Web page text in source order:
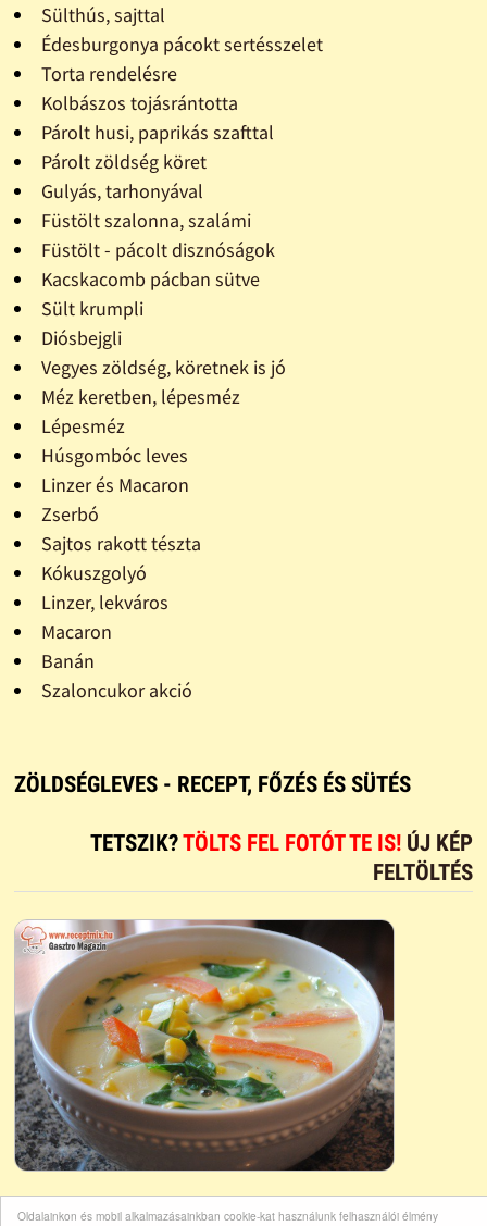
Oldalainkon és mobil alkalmazásainkban cookie-kat használunk felhasználói élmény
Sülthús, sajttal
Édesburgonya pácokt sertésszelet
Torta rendelésre
Kolbászos tojásrántotta
Párolt husi, paprikás szafttal
Párolt zöldség köret
Gulyás, tarhonyával
Füstölt szalonna, szalámi
Füstölt - pácolt disznóságok
Kacskacomb pácban sütve
Sült krumpli
Diósbejgli
Vegyes zöldség, köretnek is jó
Méz keretben, lépesméz
Lépesméz
Húsgombóc leves
Linzer és Macaron
Zserbó
Sajtos rakott tészta
Kókuszgolyó
Linzer, lekváros
Macaron
Banán
Szaloncukor akció
ZÖLDSÉGLEVES - RECEPT, FŐZÉS ÉS SÜTÉS
TETSZIK?TÖLTS FEL FOTÓT TE IS! ÚJ KÉP
FELTÖLTÉS